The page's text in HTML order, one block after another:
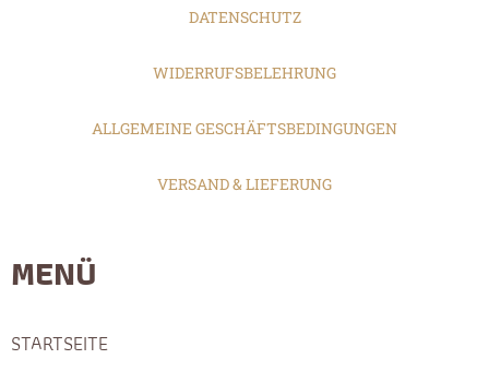
DATENSCHUTZ
WIDERRUFSBELEHRUNG
ALLGEMEINE GESCHÄFTSBEDINGUNGEN
VERSAND & LIEFERUNG
MENÜ
STARTSEITE